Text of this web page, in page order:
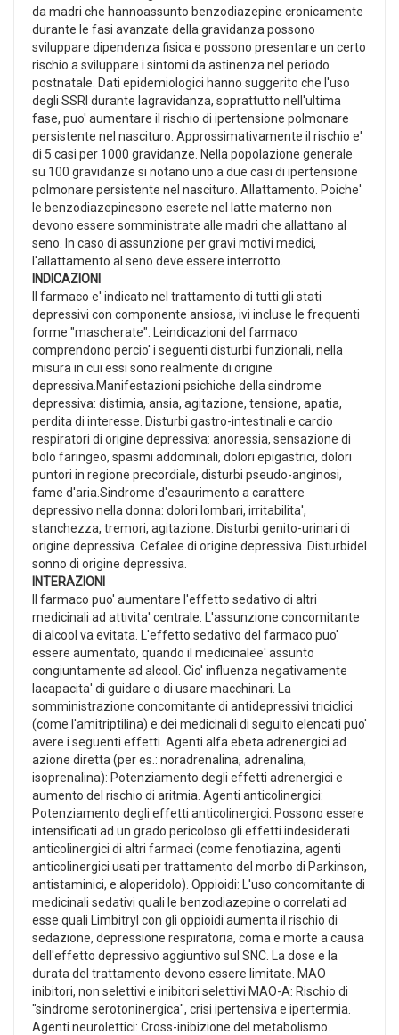
da madri che hannoassunto benzodiazepine cronicamente
durante le fasi avanzate della gravidanza possono
sviluppare dipendenza fisica e possono presentare un certo
rischio a sviluppare i sintomi da astinenza nel periodo
postnatale. Dati epidemiologici hanno suggerito che l'uso
degli SSRI durante lagravidanza, soprattutto nell'ultima
fase, puo' aumentare il rischio di ipertensione polmonare
persistente nel nascituro. Approssimativamente il rischio e'
di 5 casi per 1000 gravidanze. Nella popolazione generale
su 100 gravidanze si notano uno a due casi di ipertensione
polmonare persistente nel nascituro. Allattamento. Poiche'
le benzodiazepinesono escrete nel latte materno non
devono essere somministrate alle madri che allattano al
seno. In caso di assunzione per gravi motivi medici,
l'allattamento al seno deve essere interrotto.
INDICAZIONI
Il farmaco e' indicato nel trattamento di tutti gli stati
depressivi con componente ansiosa, ivi incluse le frequenti
forme "mascherate". Leindicazioni del farmaco
comprendono percio' i seguenti disturbi funzionali, nella
misura in cui essi sono realmente di origine
depressiva.Manifestazioni psichiche della sindrome
depressiva: distimia, ansia, agitazione, tensione, apatia,
perdita di interesse. Disturbi gastro-intestinali e cardio
respiratori di origine depressiva: anoressia, sensazione di
bolo faringeo, spasmi addominali, dolori epigastrici, dolori
puntori in regione precordiale, disturbi pseudo-anginosi,
fame d'aria.Sindrome d'esaurimento a carattere
depressivo nella donna: dolori lombari, irritabilita',
stanchezza, tremori, agitazione. Disturbi genito-urinari di
origine depressiva. Cefalee di origine depressiva. Disturbidel
sonno di origine depressiva.
INTERAZIONI
Il farmaco puo' aumentare l'effetto sedativo di altri
medicinali ad attivita' centrale. L'assunzione concomitante
di alcool va evitata. L'effetto sedativo del farmaco puo'
essere aumentato, quando il medicinalee' assunto
congiuntamente ad alcool. Cio' influenza negativamente
lacapacita' di guidare o di usare macchinari. La
somministrazione concomitante di antidepressivi triciclici
(come l'amitriptilina) e dei medicinali di seguito elencati puo'
avere i seguenti effetti. Agenti alfa ebeta adrenergici ad
azione diretta (per es.: noradrenalina, adrenalina,
isoprenalina): Potenziamento degli effetti adrenergici e
aumento del rischio di aritmia. Agenti anticolinergici:
Potenziamento degli effetti anticolinergici. Possono essere
intensificati ad un grado pericoloso gli effetti indesiderati
anticolinergici di altri farmaci (come fenotiazina, agenti
anticolinergici usati per trattamento del morbo di Parkinson,
antistaminici, e aloperidolo). Oppioidi: L'uso concomitante di
medicinali sedativi quali le benzodiazepine o correlati ad
esse quali Limbitryl con gli oppioidi aumenta il rischio di
sedazione, depressione respiratoria, coma e morte a causa
dell'effetto depressivo aggiuntivo sul SNC. La dose e la
durata del trattamento devono essere limitate. MAO
inibitori, non selettivi e inibitori selettivi MAO-A: Rischio di
"sindrome serotoninergica", crisi ipertensiva e ipertermia.
Agenti neurolettici: Cross-inibizione del metabolismo.